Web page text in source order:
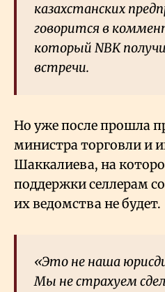
казахстанских
говорится в
который NBK
встречи.
Но уже после прошла
министра торговли и
Шаккалиева, на
поддержки селлерам
их ведомства не будет.
«Это не наша
Мы не страхуем